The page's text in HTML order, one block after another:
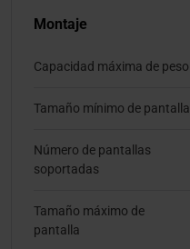
Montaje
Capacidad máxima de peso
Tamaño mínimo de pantalla
Número de pantallas
soportadas
Tamaño máximo de
pantalla